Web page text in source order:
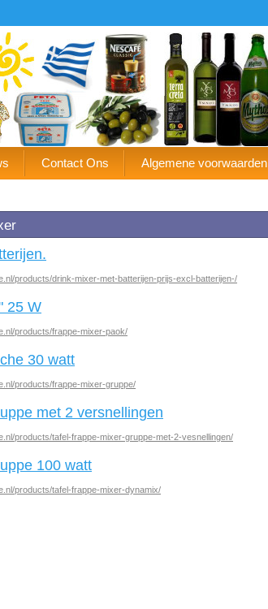
Contact Ons Algemene voorwaarden
products/drink-mixer-met-batterijen-prijs-excl-batterijen-/
25 W
products/frappe-mixer-paok/
30 watt
products/frappe-mixer-gruppe/
met 2 versnellingen
products/tafel-frappe-mixer-gruppe-met-2-vesnellingen/
100 watt
products/tafel-frappe-mixer-dynamix/